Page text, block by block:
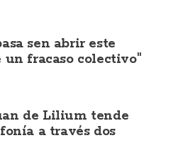
sen abrir este
un fracaso colectivo"
de Lilium tende
a través dos